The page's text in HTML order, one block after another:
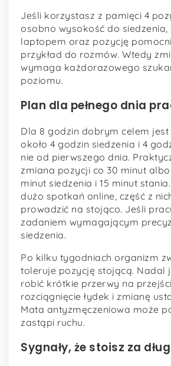
Jeśli korzystasz z pamięci 4
osobno wysokość do siedzenia,
laptopem oraz pozycję
przykład do rozmów. Wtedy
wymaga każdorazowego
poziomu.
Plan dla pełnego dnia
Dla 8 godzin dobrym celem jest
około 4 godzin siedzenia i 4
nie od pierwszego dnia.
zmiana pozycji co 30 minut
minut siedzenia i 15 minut
dużo spotkań online, część z
prowadzić na stojąco. Jeśli
zadaniem wymagającym
siedzenia.
Po kilku tygodniach organizm
toleruje pozycję stojącą. Nadal
robić krótkie przerwy na
rozciągnięcie łydek i zmianę
Mata antyzmęczeniowa może
zastąpi ruchu.
Sygnały, że stoisz za